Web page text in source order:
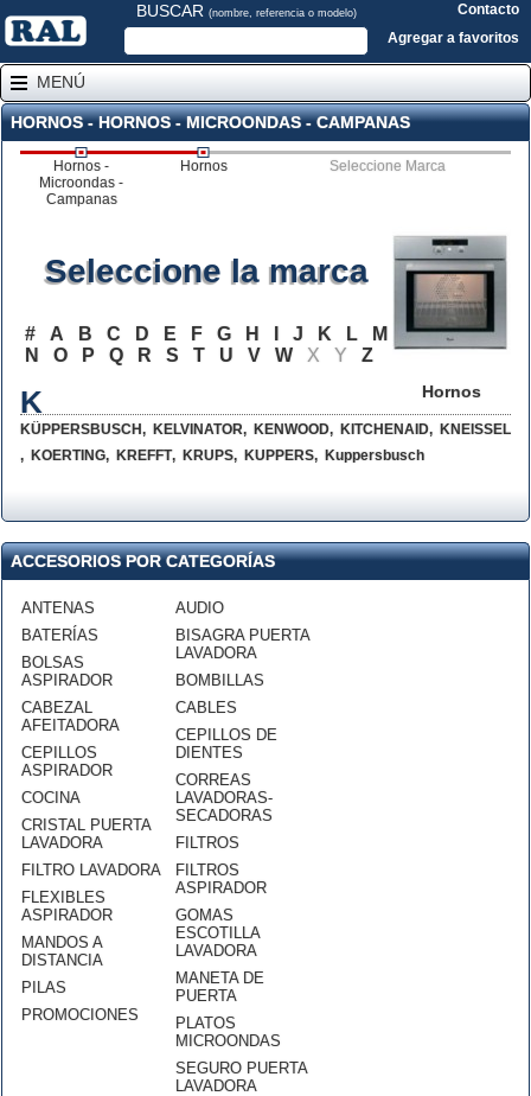
BUSCAR (nombre, referencia o modelo)
Contacto
Agregar a favoritos
MENÚ
HORNOS - HORNOS - MICROONDAS - CAMPANAS
Hornos -
Microondas -
Campanas
Hornos Seleccione Marca
Hornos
Seleccione la marca
# A B C D E F G H J K L
M
N
O P Q R S T U V W X Y Z
K
KÜPPERSBUSCH , KELVINATOR, KENWOOD, KITCHENAID, KNEISSEL
, KOERTING, KREFFT, KRUPS, KUPPERS, Kuppersbusch
ACCESORIOS POR CATEGORÍAS
ANTENAS
BATERÍAS
BOLSAS
ASPIRADOR
CABEZAL
AFEITADORA
CEPILLOS
ASPIRADOR
COCINA
CRISTAL PUERTA
LAVADORA
FILTRO LAVADORA
FLEXIBLES
ASPIRADOR
MANDOS A
DISTANCIA
PILAS
PROMOCIONES
AUDIO
BISAGRA PUERTA
LAVADORA
BOMBILLAS
CABLES
CEPILLOS DE
DIENTES
CORREAS
LAVADORAS-
SECADORAS
FILTROS
FILTROS
ASPIRADOR
GOMAS
ESCOTILLA
LAVADORA
MANETA DE
PUERTA
PLATOS
MICROONDAS
SEGURO PUERTA
LAVADORA